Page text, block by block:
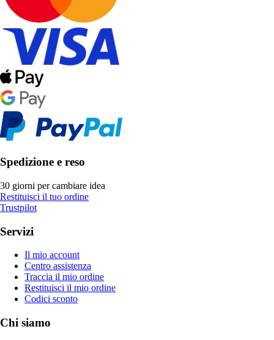
Spedizione e reso
30 giorni per cambiare idea
Restituisci il tuo ordine
Trustpilot
Servizi
Il mio account
Centro assistenza
Traccia il mio ordine
Restituisci il mio ordine
Codici sconto
Chi siamo